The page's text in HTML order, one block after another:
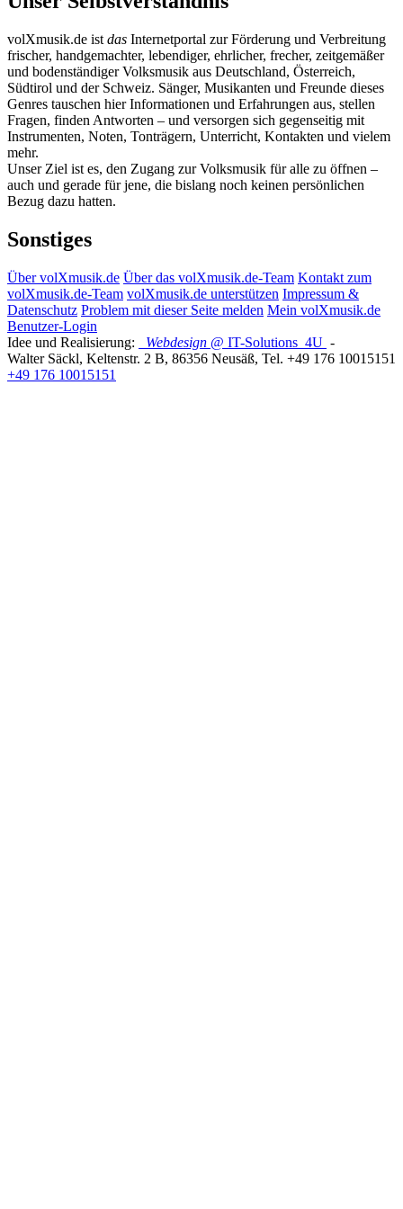
volXmusik.de ist das Internetportal zur Förderung und Verbreitung
frischer, handgemachter, lebendiger, ehrlicher, frecher, zeitgemäßer
und bodenständiger Volksmusik aus Deutschland, Österreich,
Südtirol und der Schweiz. Sänger, Musikanten und Freunde dieses
Genres tauschen hier Informationen und Erfahrungen aus, stellen
Fragen, finden Antworten – und versorgen sich gegenseitig mit
Instrumenten, Noten, Tonträgern, Unterricht, Kontakten und vielem
mehr.
Unser Ziel ist es, den Zugang zur Volksmusik für alle zu öffnen –
auch und gerade für jene, die bislang noch keinen persönlichen
Bezug dazu hatten.
Sonstiges
Über volXmusik.de Über das volXmusik.de-Team Kontakt zum
volXmusik.de-Team volXmusik.de unterstützen Impressum &
Datenschutz Problem mit dieser Seite melden Mein volXmusik.de
Benutzer-Login
Idee und Realisierung:
Webdesign @ IT-Solutions 4U -
Walter Säckl, Keltenstr. 2 B, 86356 Neusäß, Tel. +49 176 10015151
+49 176 10015151